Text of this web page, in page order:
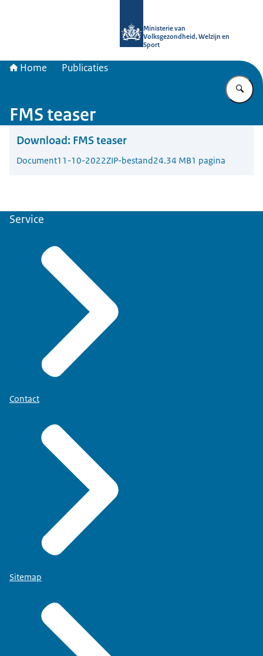
Ministerie van
Volksgezondheid, Welzijn en
Sport
Home Publicaties
FMS teaser
Download: FMS teaser
Document11-10-2022ZIP-bestand24.34 MB1 pagina
Service
Contact
Sitemap